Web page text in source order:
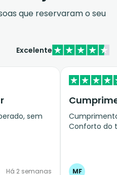
que reservaram o seu
Excelente
sem
Há 2 semanas
Conforto do
MF